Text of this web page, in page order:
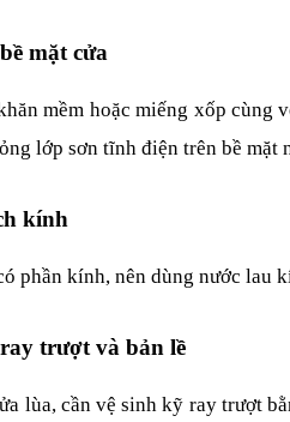
mặt cửa
mềm hoặc miếng xốp
lớp sơn tĩnh điện trên bề mặt
kính
phần kính, nên dùng nước lau
trượt và bản lề
lùa, cần vệ sinh kỹ ray trượt